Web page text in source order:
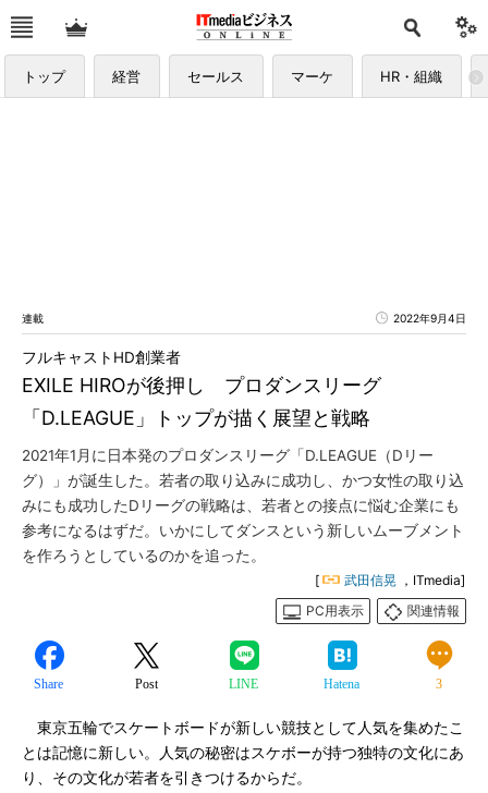
トップ 経営 セールス マーケ HR・組織
連載 2022年9月4日
EXILE HIROが後押し プロダンスリーグ
「D.LEAGUE」トップが描く展望と戦略
フルキャストHD創業者
2021年1月に日本発のプロダンスリーグ「D.LEAGUE（Dリー
グ）」が誕生した。若者の取り込みに成功し、かつ女性の取り込
みにも成功したDリーグの戦略は、若者との接点に悩む企業にも
参考になるはずだ。いかにしてダンスという新しいムーブメント
を作ろうとしているのかを追った。
[ 武田信晃 ，ITmedia]
PC用表示
関連情報
Share Post LINE Hatena 3
東京五輪でスケートボードが新しい競技として人気を集めたこ
とは記憶に新しい。人気の秘密はスケボーが持つ独特の文化にあ
り、その文化が若者を引きつけるからだ。